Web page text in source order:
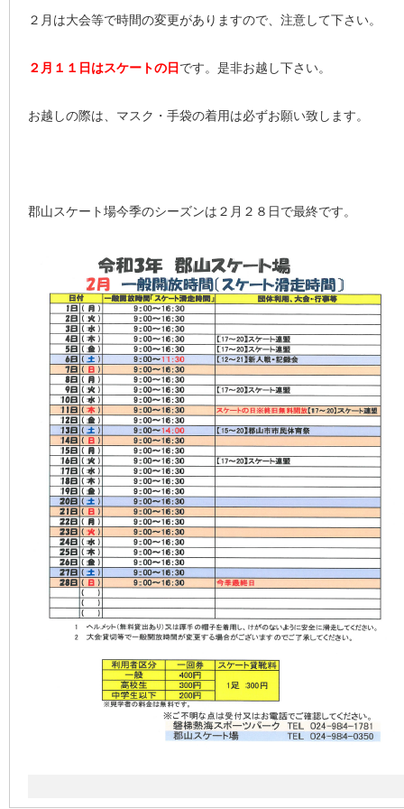
２月は大会等で時間の変更がありますので、注意して下さい。
２月１１日はスケートの日 です。是非お越し下さい。
お越しの際は、マスク・手袋の着用は必ずお願い致します。
郡山スケート場今季のシーズンは２月２８日で最終です。